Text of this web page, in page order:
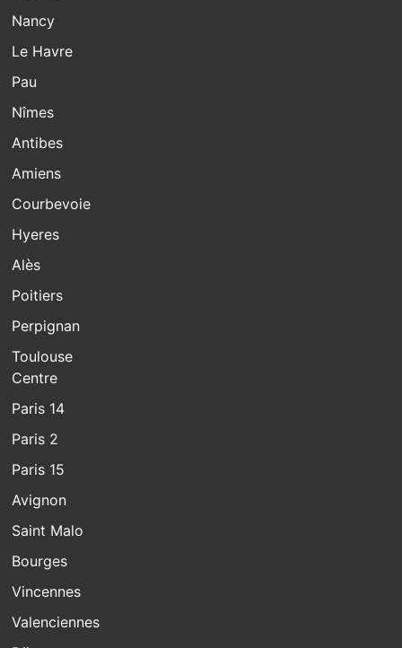
Nancy
Le Havre
Pau
Nîmes
Antibes
Amiens
Courbevoie
Hyeres
Alès
Poitiers
Perpignan
Toulouse
Centre
Paris 14
Paris 2
Paris 15
Avignon
Saint Malo
Bourges
Vincennes
Valenciennes